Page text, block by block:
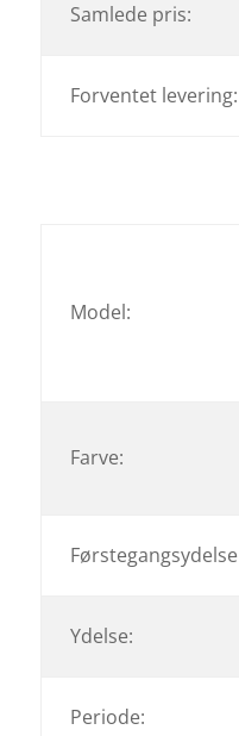
Samlede pris:
Forventet levering:
Model:
Farve:
Førstegangsydelse
Ydelse:
Periode: